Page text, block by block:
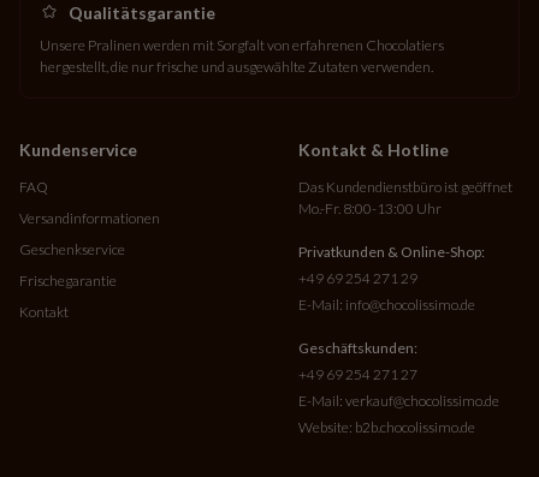
Qualitätsgarantie
Unsere Pralinen werden mit Sorgfalt von erfahrenen Chocolatiers
hergestellt, die nur frische und ausgewählte Zutaten verwenden.
Kundenservice
FAQ
Versandinformationen
Geschenkservice
Frischegarantie
Kontakt
Kontakt & Hotline
Das Kundendienstbüro ist geöffnet
Mo.-Fr. 8:00-13:00 Uhr
Privatkunden & Online-Shop:
+49 69 254 271 29
E-Mail: info@chocolissimo.de
Geschäftskunden:
+49 69 254 271 27
E-Mail: verkauf@chocolissimo.de
Website: b2b.chocolissimo.de